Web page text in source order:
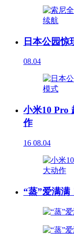
日本公园
08.04
小米10 Pro
作
16 08.04
“蒸”爱满满